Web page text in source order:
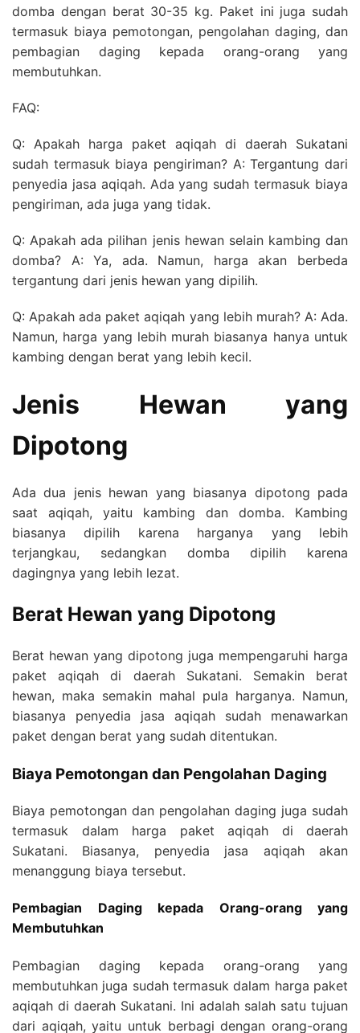
domba dengan berat 30-35 kg. Paket ini juga sudah
termasuk biaya pemotongan, pengolahan daging, dan
pembagian daging kepada orang-orang yang
membutuhkan.
FAQ:
Q: Apakah harga paket aqiqah di daerah Sukatani
sudah termasuk biaya pengiriman? A: Tergantung dari
penyedia jasa aqiqah. Ada yang sudah termasuk biaya
pengiriman, ada juga yang tidak.
Q: Apakah ada pilihan jenis hewan selain kambing dan
domba? A: Ya, ada. Namun, harga akan berbeda
tergantung dari jenis hewan yang dipilih.
Q: Apakah ada paket aqiqah yang lebih murah? A: Ada.
Namun, harga yang lebih murah biasanya hanya untuk
kambing dengan berat yang lebih kecil.
Jenis Hewan yang
Dipotong
Ada dua jenis hewan yang biasanya dipotong pada
saat aqiqah, yaitu kambing dan domba. Kambing
biasanya dipilih karena harganya yang lebih
terjangkau, sedangkan domba dipilih karena
dagingnya yang lebih lezat.
Berat Hewan yang Dipotong
Berat hewan yang dipotong juga mempengaruhi harga
paket aqiqah di daerah Sukatani. Semakin berat
hewan, maka semakin mahal pula harganya. Namun,
biasanya penyedia jasa aqiqah sudah menawarkan
paket dengan berat yang sudah ditentukan.
Biaya Pemotongan dan Pengolahan Daging
Biaya pemotongan dan pengolahan daging juga sudah
termasuk dalam harga paket aqiqah di daerah
Sukatani. Biasanya, penyedia jasa aqiqah akan
menanggung biaya tersebut.
Pembagian Daging kepada Orang-orang yang
Membutuhkan
Pembagian daging kepada orang-orang yang
membutuhkan juga sudah termasuk dalam harga paket
aqiqah di daerah Sukatani. Ini adalah salah satu tujuan
dari aqiqah, yaitu untuk berbagi dengan orang-orang